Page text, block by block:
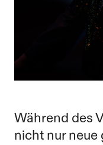
Während des
nicht nur neue